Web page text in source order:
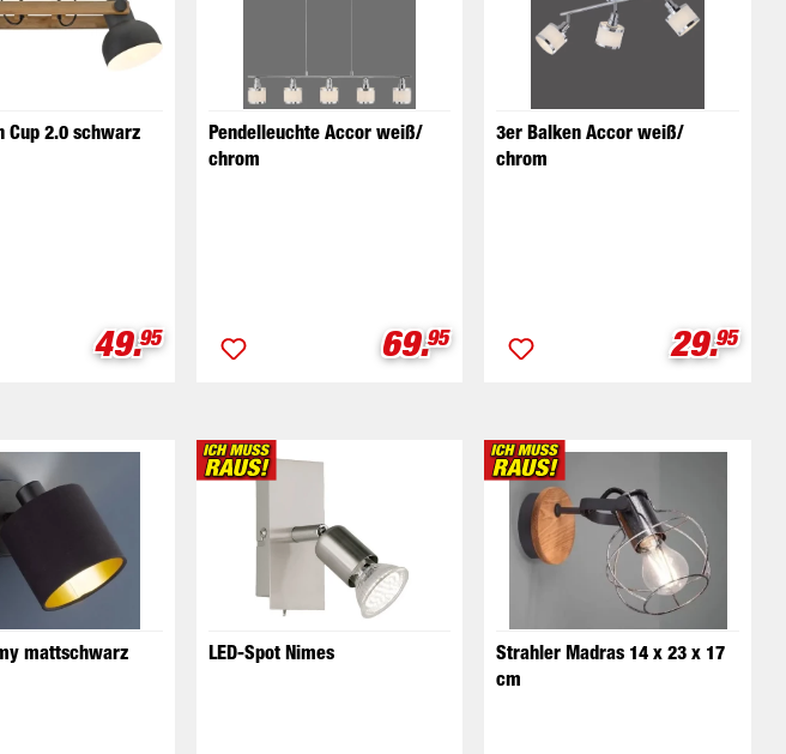
Cup 2.0 schwarz
Verkaufspreis:
49.95
Pendelleuchte Accor weiß/
chrom
Verkaufspreis:
69.95
3er Balken Accor weiß/
chrom
29.95
mattschwarz LED-Spot Nimes
Strahler Madras 14 x 23 x 17
cm